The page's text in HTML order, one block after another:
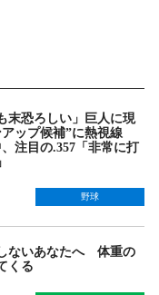
末恐ろしい」巨人に現
アップ候補”に熱視線
注目の.357「非常に打
野球
ないあなたへ 体重の
くる